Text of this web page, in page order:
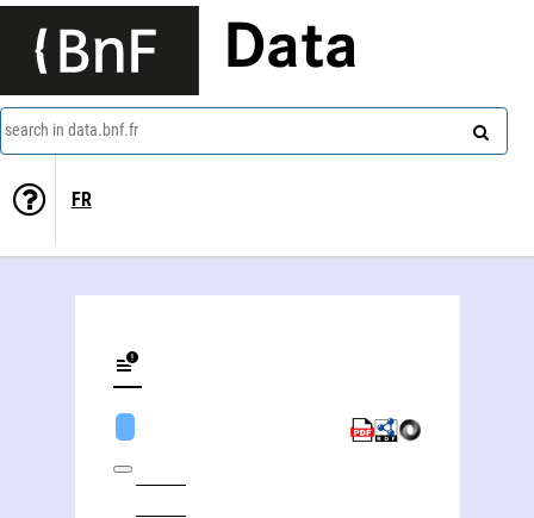
Data
search in data.bnf.fr
FR